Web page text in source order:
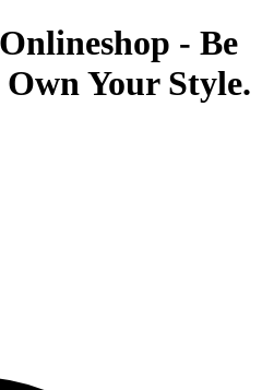
- Be
Your Style.